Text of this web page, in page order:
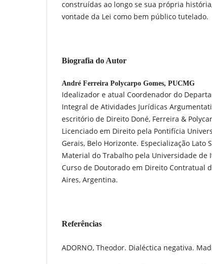
construídas ao longo se sua própria
vontade da Lei como bem público tutelado.
Biografia do Autor
André Ferreira Polycarpo Gomes, PUCMG
Idealizador e atual Coordenador do
Integral de Atividades Jurídicas
escritório de Direito Doné, Ferreira &
Licenciado em Direito pela Pontifícia
Gerais, Belo Horizonte. Especialização Lato
Material do Trabalho pela Universidade de
Curso de Doutorado em Direito Contratual
Aires, Argentina.
Referências
ADORNO, Theodor. Dialéctica negativa.